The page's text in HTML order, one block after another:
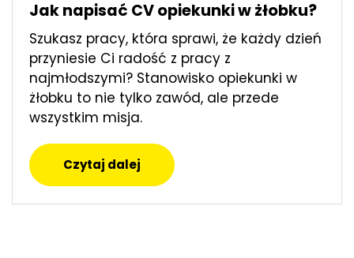
Jak napisać CV opiekunki w żłobku?
Szukasz pracy, która sprawi, że każdy dzień
przyniesie Ci radość z pracy z
najmłodszymi? Stanowisko opiekunki w
żłobku to nie tylko zawód, ale przede
wszystkim misja.
Czytaj dalej